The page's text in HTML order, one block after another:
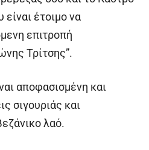
έτοιμο να
επιτροπή
Τρίτσης”.
αποφασισμένη και
σιγουριάς και
λαό.